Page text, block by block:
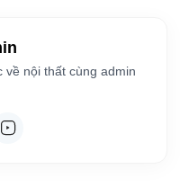
về nội thất cùng admin